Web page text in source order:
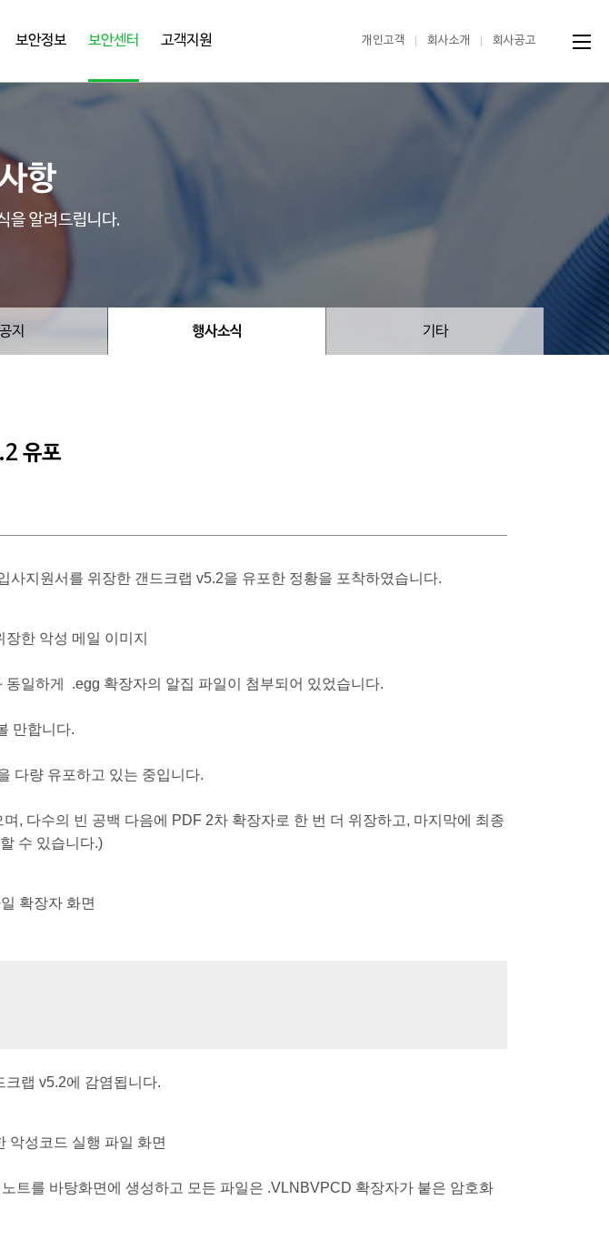
보안정보 보안센터 고객지원 개인고객 회사소개 회사공고
항
을 알려드립니다.
지 행사소식 기타
유포
지원서를 위장한 갠드크랩 v5.2을 유포한 정황을 포착하였습니다.
한 악성 메일 이미지
일하게 .egg 확장자의 알집 파일이 첨부되어 있었습니다.
만합니다.
다량 유포하고 있는 중입니다.
, 다수의 빈 공백 다음에 PDF 2차 확장자로 한 번 더 위장하고, 마지막에 최종
수 있습니다.)
확장자 화면
랩 v5.2에 감염됩니다.
악성코드 실행 파일 화면
트를 바탕화면에 생성하고 모든 파일은 .VLNBVPCD 확장자가 붙은 암호화